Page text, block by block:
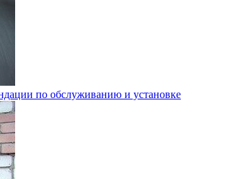
по обслуживанию и установке